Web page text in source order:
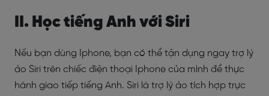
II. Học tiếng Anh với Siri
Nếu bạn dùng Iphone, bạn có thể tận dụng ngay trợ lý
ảo Siri trên chiếc điện thoại Iphone của mình để thực
hành giao tiếp tiếng Anh. Siri là trợ lý ảo tích hợp trực